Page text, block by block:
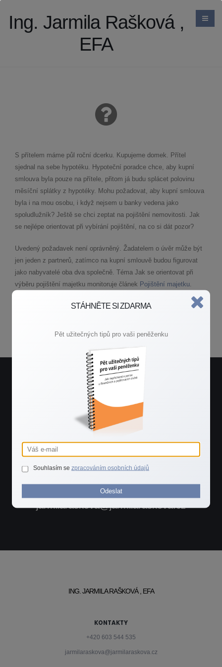
Ing. Jarmila Rašková ,
EFA
S přítelem máme půl roční dcerku. Kupujeme domek. Přítel
sjednal na sebe hypotéku. Hypoteční poradce chce, aby kupní
smlouva byla pouze na přítele, přitom já budu splácet polovinu
měsíční splátky z hypotéky. Mohu požadovat, aby kupní smlouva
byla i na mou osobu, i když nejsem u banky vedena jako
spoludlužník? Ještě se chci zeptat na pojištění nemovitosti. Jak
se nejlépe orientovat při vybírání pojištění, na co si dát pozor?
Uvedený požadavek není oprávněný. Žadatelem o úvěr může být
jen jeden z partnerů, zatímco na kupní smlouvě budou figurovat
jako nabyvatelé oba dva společně. Téma Jak se orientovat při
výběru pojištění majetku monitoruje článek Pojištění majetku.
Potřebujete rychlou radu?
Spojte se se mnou.
+420 603 544 535
POŠLETE MI E-MAIL
jarmilaraskova@jarmilaraskova.cz
ING. JARMILA RAŠKOVÁ , EFA
KONTAKTY
+420 603 544 535
jarmilaraskova@jarmilaraskova.cz
STÁHNĚTE SI ZDARMA
Pět užitečných tipů pro vaši peněženku
Souhlasím se zpracováním osobních údajů
Odeslat